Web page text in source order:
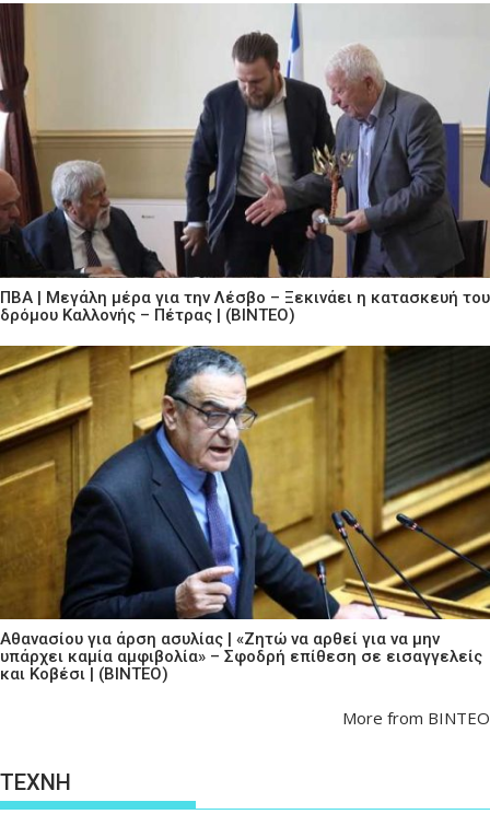
ΠΒΑ | Μεγάλη μέρα για την Λέσβο – Ξεκινάει η κατασκευή του
δρόμου Καλλονής – Πέτρας | (ΒΙΝΤΕΟ)
Αθανασίου για άρση ασυλίας | «Ζητώ να αρθεί για να μην
υπάρχει καμία αμφιβολία» – Σφοδρή επίθεση σε εισαγγελείς
και Κοβέσι | (ΒΙΝΤΕΟ)
More from ΒΙΝΤΕΟ
ΤΕΧΝΗ